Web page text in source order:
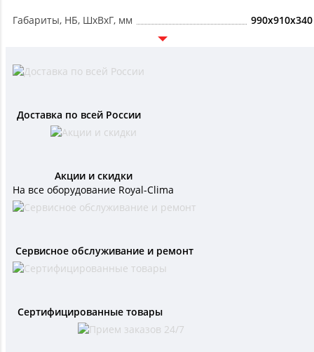
Габариты, НБ, ШxВxГ, мм 990x910x340
Доставка по всей России
Акции и скидки
На все оборудование Royal-Clima
Сервисное обслуживание и ремонт
Сертифицированные товары